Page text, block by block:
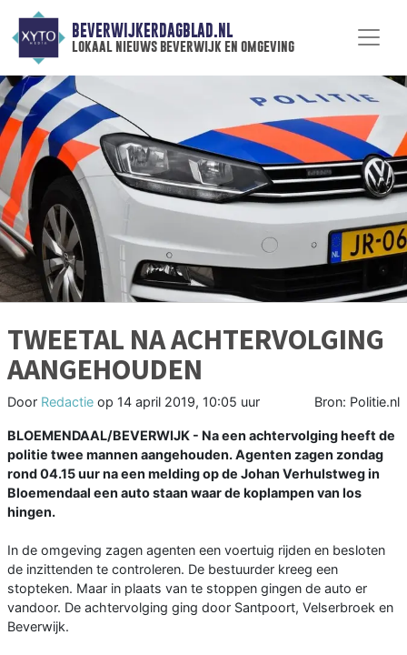
BEVERWIJKERDAGBLAD.NL
lokaal nieuws beverwijk en omgeving
TWEETAL NA ACHTERVOLGING
AANGEHOUDEN
Door Redactie op 14 april 2019, 10:05 uur Bron: Politie.nl
BLOEMENDAAL/BEVERWIJK - Na een achtervolging heeft de
politie twee mannen aangehouden. Agenten zagen zondag
rond 04.15 uur na een melding op de Johan Verhulstweg in
Bloemendaal een auto staan waar de koplampen van los
hingen.
In de omgeving zagen agenten een voertuig rijden en besloten
de inzittenden te controleren. De bestuurder kreeg een
stopteken. Maar in plaats van te stoppen gingen de auto er
vandoor. De achtervolging ging door Santpoort, Velserbroek en
Beverwijk.